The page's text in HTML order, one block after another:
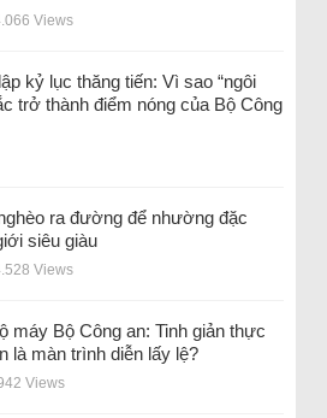
Views
kỷ lục thăng tiến: Vì sao “ngôi
trở thành điểm nóng của Bộ Công
ra đường để nhường đặc
siêu giàu
Views
máy Bộ Công an: Tinh giản thực
là màn trình diễn lấy lệ?
Views